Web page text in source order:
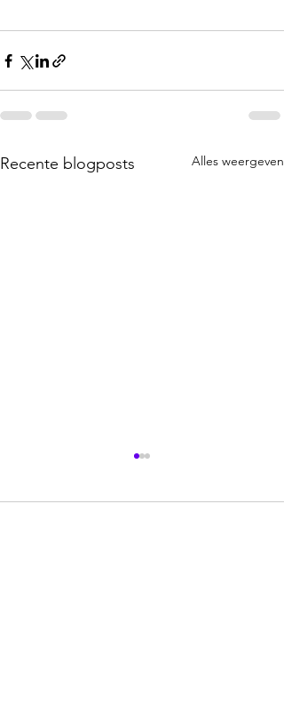
Recente blogposts Alles weergeven